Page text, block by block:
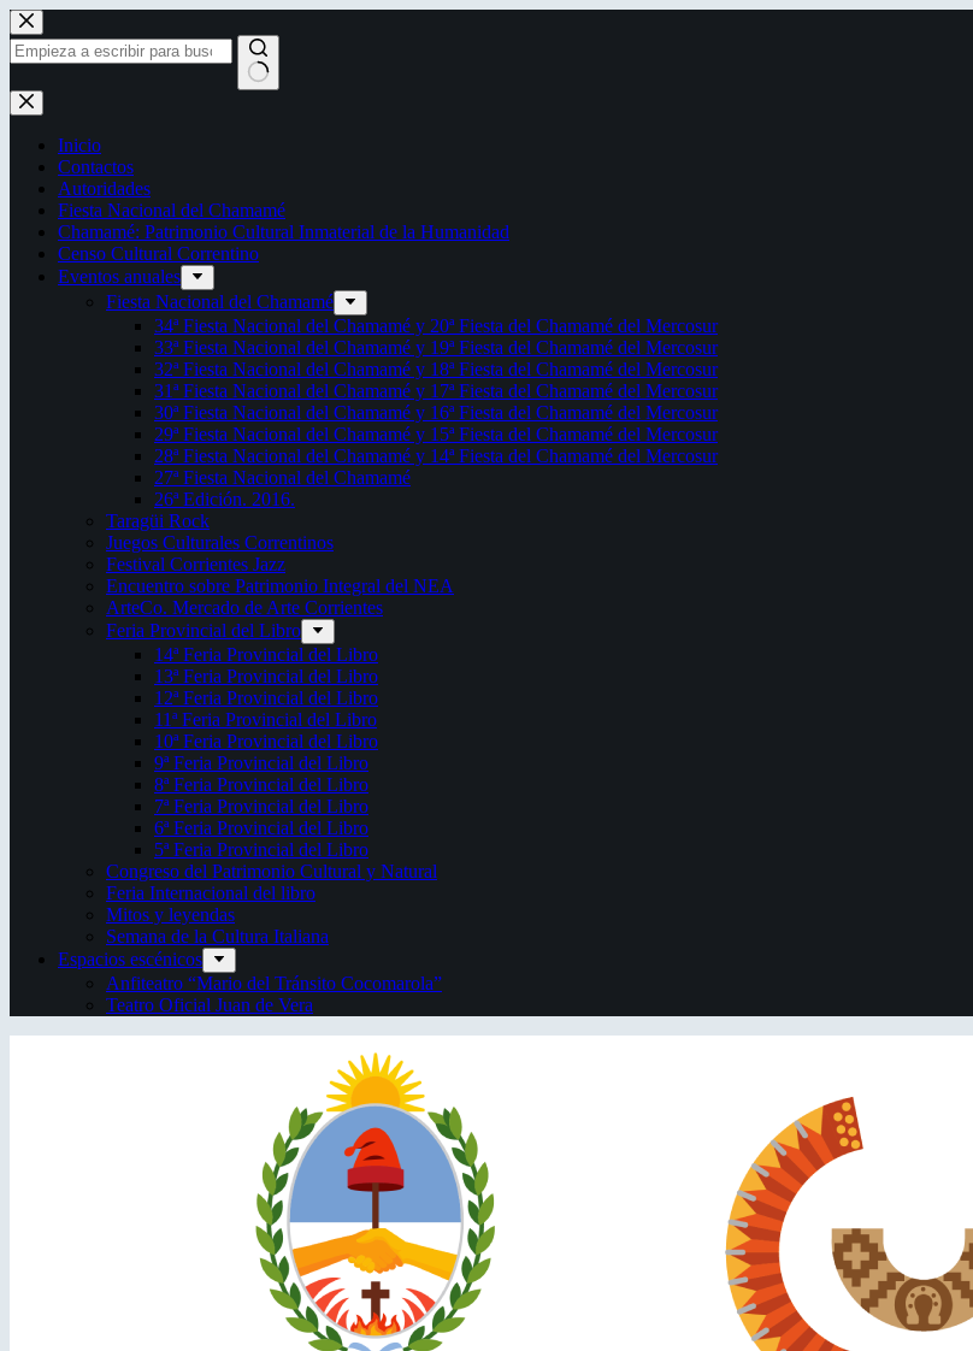
Saltar
al
contenido
Sin
resultados
Inicio
Contactos
Autoridades
Fiesta Nacional del Chamamé
Chamamé: Patrimonio Cultural Inmaterial de la Humanidad
Censo Cultural Correntino
Eventos anuales
Fiesta Nacional del Chamamé
34ª Fiesta Nacional del Chamamé y 20ª Fiesta del Chamamé del Mercosur
33ª Fiesta Nacional del Chamamé y 19ª Fiesta del Chamamé del Mercosur
32ª Fiesta Nacional del Chamamé y 18ª Fiesta del Chamamé del Mercosur
31ª Fiesta Nacional del Chamamé y 17ª Fiesta del Chamamé del Mercosur
30ª Fiesta Nacional del Chamamé y 16ª Fiesta del Chamamé del Mercosur
29ª Fiesta Nacional del Chamamé y 15ª Fiesta del Chamamé del Mercosur
28ª Fiesta Nacional del Chamamé y 14ª Fiesta del Chamamé del Mercosur
27ª Fiesta Nacional del Chamamé
26ª Edición. 2016.
Taragüi Rock
Juegos Culturales Correntinos
Festival Corrientes Jazz
Encuentro sobre Patrimonio Integral del NEA
ArteCo. Mercado de Arte Corrientes
Feria Provincial del Libro
14ª Feria Provincial del Libro
13ª Feria Provincial del Libro
12ª Feria Provincial del Libro
11ª Feria Provincial del Libro
10ª Feria Provincial del Libro
9ª Feria Provincial del Libro
8ª Feria Provincial del Libro
7ª Feria Provincial del Libro
6ª Feria Provincial del Libro
5ª Feria Provincial del Libro
Congreso del Patrimonio Cultural y Natural
Feria Internacional del libro
Mitos y leyendas
Semana de la Cultura Italiana
Espacios escénicos
Anfiteatro “Mario del Tránsito Cocomarola”
Teatro Oficial Juan de Vera